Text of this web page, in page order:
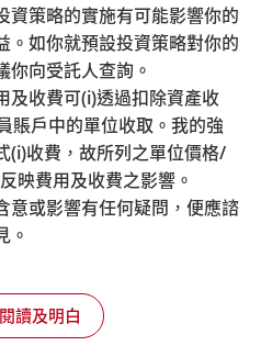
資策略的實施有可能影響你的
。如你就預設投資策略對你的
你向受託人查詢。
及收費可(i)透過扣除資產收
賬戶中的單位收取。我的強
(i)收費，故所列之單位價格/
映費用及收費之影響。
意或影響有任何疑問，便應諮
。
讀及明白
計劃成員沒有在截止日期
覆，他們的累積權益及／
款將按照「預設投資策
投資。受託人必須在
5月29日（即 2017年5月15
14日）或之前，按照預設
將該按照預設投資策略將
投資。
須評估你可承受的風險程度